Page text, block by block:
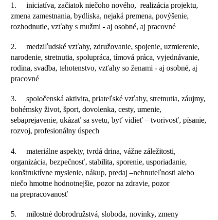
1. iniciatíva, začiatok niečoho nového, realizácia projektu,
zmena zamestnania, bydliska, nejaká premena, povýšenie,
rozhodnutie, vzťahy s mužmi - aj osobné, aj pracovné
2. medziľudské vzťahy, združovanie, spojenie, uzmierenie,
narodenie, stretnutia, spolupráca, tímová práca, vyjednávanie,
rodina, svadba, tehotenstvo, vzťahy so ženami - aj osobné, aj
pracovné
3. spoločenská aktivita, priateľské vzťahy, stretnutia, záujmy,
bohémsky život, šport, dovolenka, cesty, umenie,
sebaprejavenie, ukázať sa svetu, byť vidieť – tvorivosť, písanie,
rozvoj, profesionálny úspech
4. materiálne aspekty, tvrdá drina, vážne záležitosti,
organizácia, bezpečnosť, stabilita, sporenie, usporiadanie,
konštruktívne myslenie, nákup, predaj –nehnuteľnosti alebo
niečo hmotne hodnotnejšie, pozor na zdravie, pozor
na prepracovanosť
5. milostné dobrodružstvá, sloboda, novinky, zmeny